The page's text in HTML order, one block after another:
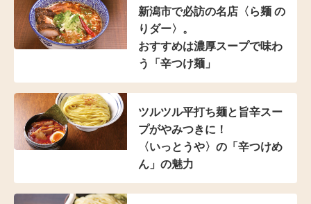
新潟市で必訪の名店 〈ら麺 の
りダー〉。
おすすめは濃厚スープで味わ
う「辛つけ麺」
ツルツル平打ち麺と 旨辛スー
プがやみつきに！
〈いっとうや〉の 「辛つけめ
ん」の魅力